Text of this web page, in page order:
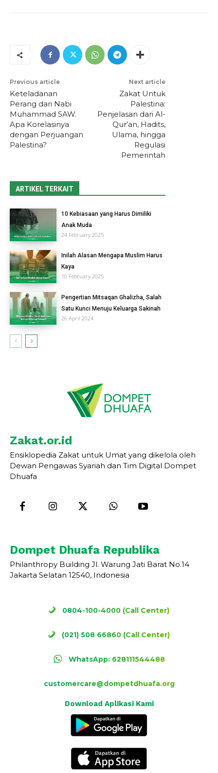
Previous article
Keteladanan
Perang dari Nabi
Muhammad SAW.
Apa Korelasinya
dengan Perjuangan
Palestina?
Next article
Zakat Untuk
Palestina:
Penjelasan dari Al-
Qur’an, Hadits,
Ulama, hingga
Regulasi
Pemerintah
ARTIKEL TERKAIT
10 Kebiasaan yang Harus Dimiliki
Anak Muda
24 February 2025
Inilah Alasan Mengapa Muslim Harus
Kaya
10 February 2025
Pengertian Mitsaqan Ghalizha, Salah
Satu Kunci Menuju Keluarga Sakinah
26 April 2024
Zakat.or.id
Ensiklopedia Zakat untuk Umat yang dikelola oleh
Dewan Pengawas Syariah dan Tim Digital Dompet
Dhuafa
Dompet Dhuafa Republika
Philanthropy Building Jl. Warung Jati Barat No.14
Jakarta Selatan 12540, Indonesia
0804-100-4000 (Call Center)
(021) 508 66860 (Call Center)
WhatsApp: 628111544488
customercare@dompetdhuafa.org
Download Aplikasi Kami